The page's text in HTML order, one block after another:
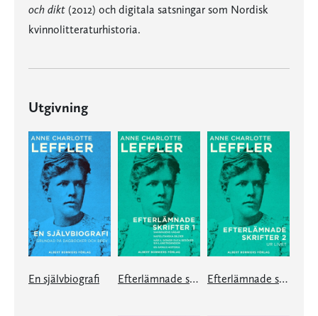
och dikt (2012) och digitala satsningar som Nordisk
kvinnolitteraturhistoria.
Utgivning
En självbiografi Efterlämnade skrifter 1 Efterlämnade skrifter 2